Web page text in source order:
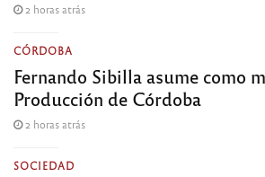
2 horas atrás
CÓRDOBA
Fernando Sibilla asume como
Producción de Córdoba
2 horas atrás
SOCIEDAD